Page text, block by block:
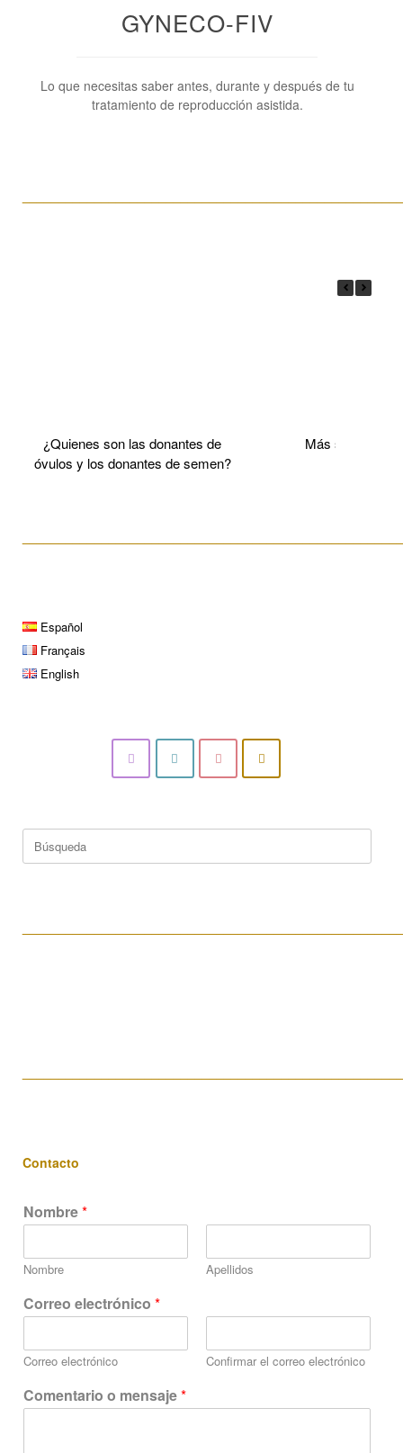
GYNECO-FIV
Lo que necesitas saber antes, durante y después de tu
tratamiento de reproducción asistida.
¿Quienes son las donantes de
óvulos y los donantes de semen?
Más sobre el
Español
Français
English
Contacto
Nombre*
Nombre Apellidos
m
e
s
a
e
Correo electrónico *
Correo electrónico Confirmar el correo electrónico
Comentario o mensaje*